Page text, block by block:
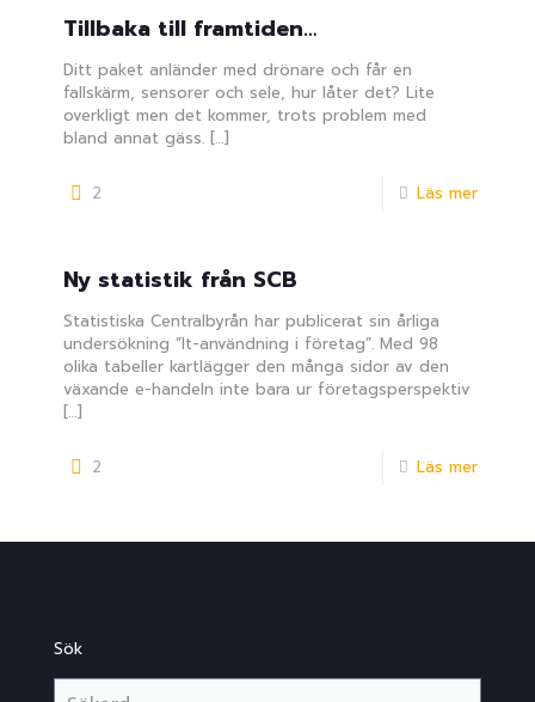
Tillbaka till framtiden…
Ditt paket anländer med drönare och får en
fallskärm, sensorer och sele, hur låter det? Lite
overkligt men det kommer, trots problem med
bland annat gäss. […]
2 Läs mer
Ny statistik från SCB
Statistiska Centralbyrån har publicerat sin årliga
undersökning ”It-användning i företag”. Med 98
olika tabeller kartlägger den många sidor av den
växande e-handeln inte bara ur företagsperspektiv
[…]
2 Läs mer
Sök